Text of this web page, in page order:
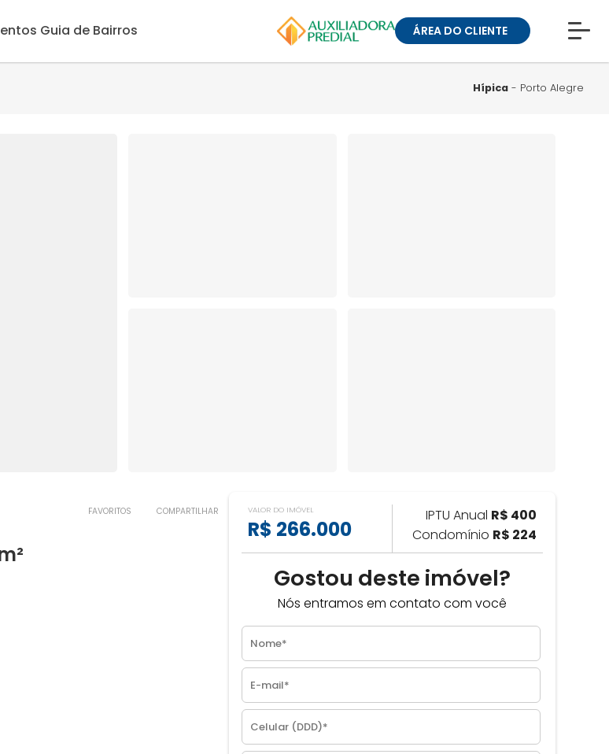
Guia de Bairros ÁREA DO CLIENTE
CONHEÇA A MUCK
BLOG
TRABALHE CONOSCO
Hípica - Porto Alegre
FAVORITOS COMPARTILHAR VALOR DO IMÓVEL
R$ 266.000
IPTU Anual R$ 400
Condomínio R$ 224
Gostou deste imóvel?
Nós entramos em contato com você